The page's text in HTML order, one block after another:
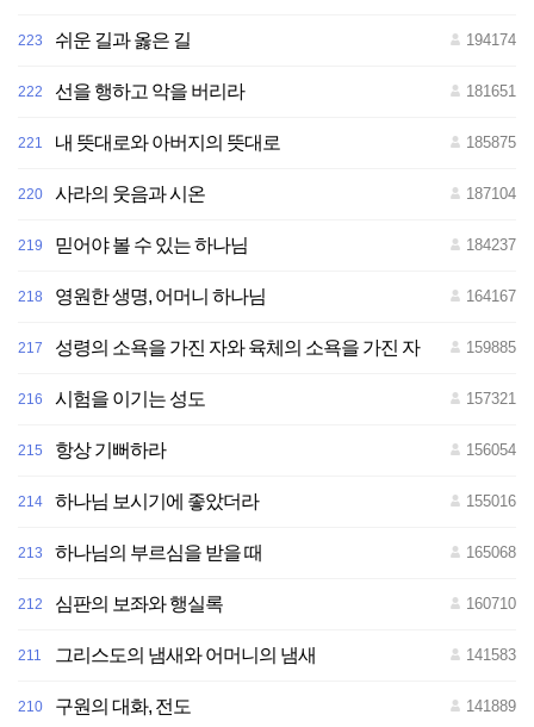
223 쉬운 길과 옳은 길 194174
222 선을 행하고 악을 버리라 181651
221 내 뜻대로와 아버지의 뜻대로 185875
220 사라의 웃음과 시온 187104
219 믿어야 볼 수 있는 하나님 184237
218 영원한 생명, 어머니 하나님 164167
217 성령의 소욕을 가진 자와 육체의 소욕을 가진 자 159885
216 시험을 이기는 성도 157321
215 항상 기뻐하라 156054
214 하나님 보시기에 좋았더라 155016
213 하나님의 부르심을 받을 때 165068
212 심판의 보좌와 행실록 160710
211 그리스도의 냄새와 어머니의 냄새 141583
210 구원의 대화, 전도 141889